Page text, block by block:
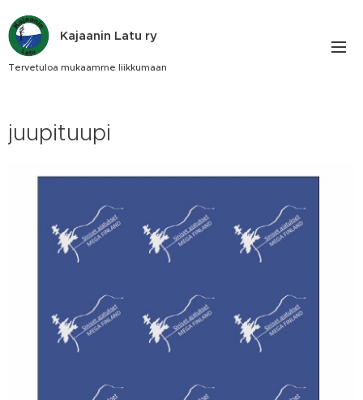
Kajaanin Latu ry
Tervetuloa mukaamme liikkumaan
juupituupi